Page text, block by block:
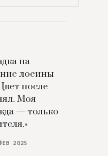
на
лосины
после
Моя
— только
2025